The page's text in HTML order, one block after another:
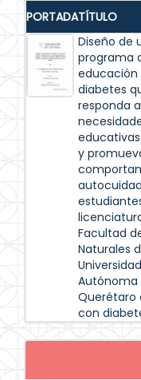
PORTADATÍTULO
Diseño de
programa
educación
diabetes
responda
y
Facultad
Naturales
Universidad
Autónoma
Querétaro
con